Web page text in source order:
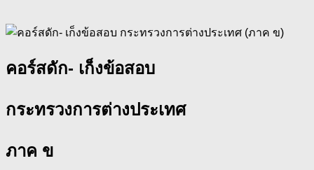
คอร์สดัก- เก็งข้อสอบ
กระทรวงการต่างประเทศ
ภาค ข